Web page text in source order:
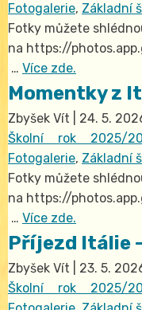
Fotogalerie, Základní
Fotky můžete
na https://
… Více zde.
Momentky z
Zbyšek Vít 24. 5.
Školní rok 2025/
Fotogalerie, Základní
Fotky můžete
na https://
… Více zde.
Příjezd Itálie -
Zbyšek Vít 23. 5.
Školní rok 2025/